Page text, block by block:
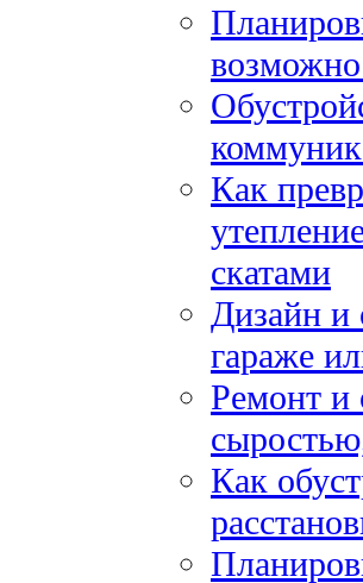
Как
скатами
Дизайн и
гараже
Ремонт и
Как